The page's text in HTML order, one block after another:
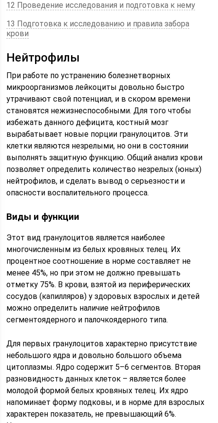
12 Проведение исследования и подготовка к нему
13 Подготовка к исследованию и правила забора
крови
Нейтрофилы
При работе по устранению болезнетворных
микроорганизмов лейкоциты довольно быстро
утрачивают свой потенциал, и в скором времени
становятся нежизнеспособными. Для того чтобы
избежать данного дефицита, костный мозг
вырабатывает новые порции гранулоцитов. Эти
клетки являются незрелыми, но они в состоянии
выполнять защитную функцию. Общий анализ крови
позволяет определить количество незрелых (юных)
нейтрофилов, и сделать вывод о серьезности и
опасности воспалительного процесса.
Виды и функции
Этот вид гранулоцитов является наиболее
многочисленным из белых кровяных телец. Их
процентное соотношение в норме составляет не
менее 45%, но при этом не должно превышать
отметку 75%. В крови, взятой из периферических
сосудов (капилляров) у здоровых взрослых и детей
можно определить наличие нейтрофилов
сегментоядерного и палочкоядерного типа.
Для первых гранулоцитов характерно присутствие
небольшого ядра и довольно большого объема
цитоплазмы. Ядро содержит 5–6 сегментов. Вторая
разновидность данных клеток – является более
молодой формой белых кровяных телец. Их ядро
напоминает форму подковы, и в норме для взрослых
характерен показатель, не превышающий 6%.